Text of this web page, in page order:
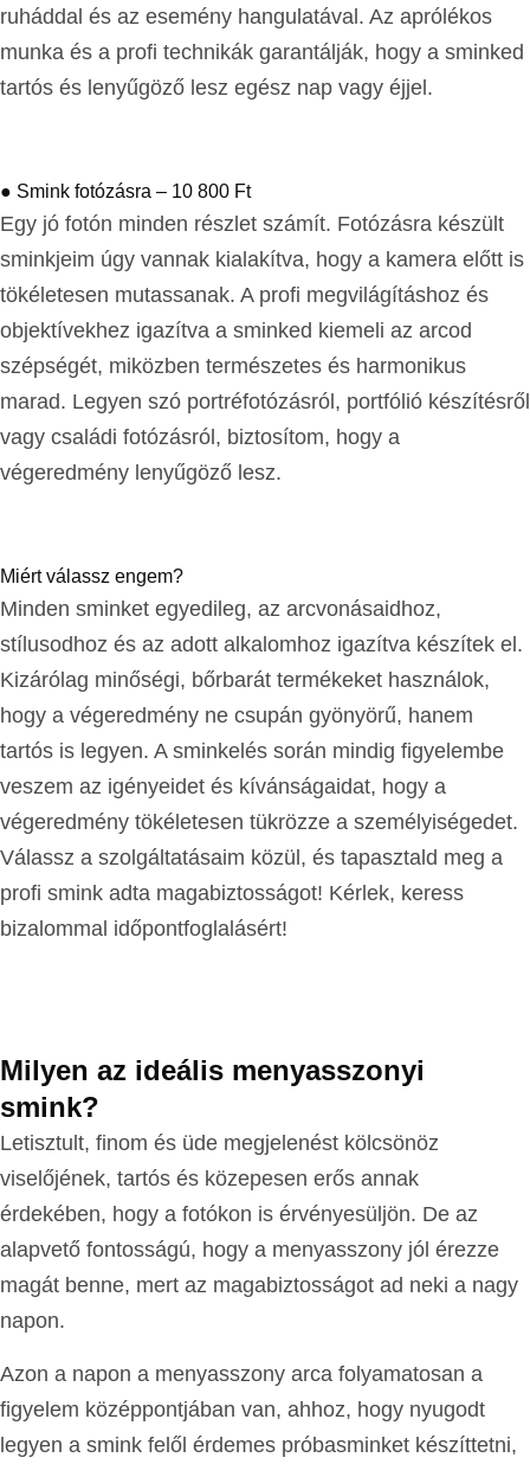
ruháddal és az esemény hangulatával. Az aprólékos
munka és a profi technikák garantálják, hogy a sminked
tartós és lenyűgöző lesz egész nap vagy éjjel.
● Smink fotózásra – 10 800 Ft
Egy jó fotón minden részlet számít. Fotózásra készült
sminkjeim úgy vannak kialakítva, hogy a kamera előtt is
tökéletesen mutassanak. A profi megvilágításhoz és
objektívekhez igazítva a sminked kiemeli az arcod
szépségét, miközben természetes és harmonikus
marad. Legyen szó portréfotózásról, portfólió készítésről
vagy családi fotózásról, biztosítom, hogy a
végeredmény lenyűgöző lesz.
Miért válassz engem?
Minden sminket egyedileg, az arcvonásaidhoz,
stílusodhoz és az adott alkalomhoz igazítva készítek el.
Kizárólag minőségi, bőrbarát termékeket használok,
hogy a végeredmény ne csupán gyönyörű, hanem
tartós is legyen. A sminkelés során mindig figyelembe
veszem az igényeidet és kívánságaidat, hogy a
végeredmény tökéletesen tükrözze a személyiségedet.
Válassz a szolgáltatásaim közül, és tapasztald meg a
profi smink adta magabiztosságot! Kérlek, keress
bizalommal időpontfoglalásért!
Milyen az ideális menyasszonyi
smink?
Letisztult, finom és üde megjelenést kölcsönöz
viselőjének, tartós és közepesen erős annak
érdekében, hogy a fotókon is érvényesüljön. De az
alapvető fontosságú, hogy a menyasszony jól érezze
magát benne, mert az magabiztosságot ad neki a nagy
napon.
Azon a napon a menyasszony arca folyamatosan a
figyelem középpontjában van, ahhoz, hogy nyugodt
legyen a smink felől érdemes próbasminket készíttetni,